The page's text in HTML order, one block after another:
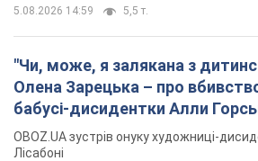
5.08.2026 14:59 5,5 т.
"Чи, може, я залякана з
Олена Зарецька – про
бабусі-дисидентки Алли
критику Дмитра Стуса та
Португалію з 5 дітьми
OBOZ.UA зустрів онуку художниці-
Лісабоні